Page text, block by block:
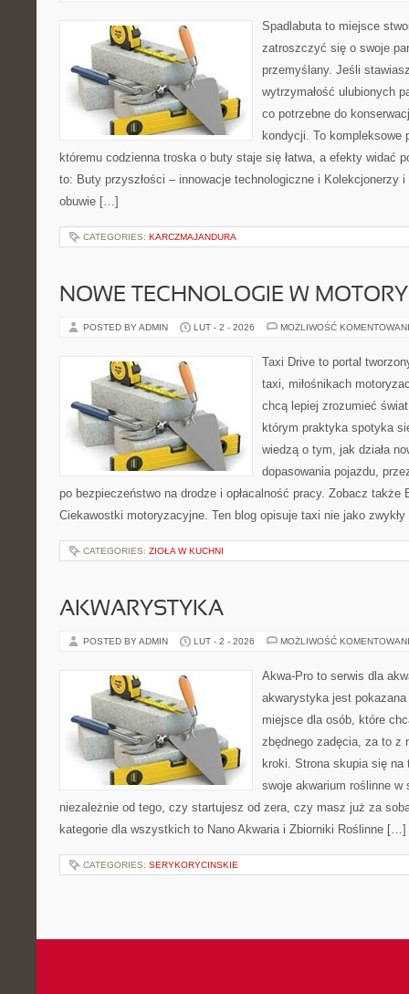
Spadlabuta to miejsce
zatroszczyć się o swoje
przemyślany. Jeśli
wytrzymałość ulubionych
co potrzebne do
kondycji. To kompleksowe
któremu codzienna troska o buty staje się łatwa, a efekty widać
to: Buty przyszłości – innowacje technologiczne i Kolekcjonerzy i
obuwie […]
CATEGORIES: KARCZMAJANDURA
NOWE TECHNOLOGIE W
POSTED BY ADMIN LUT - 2 - 2026 MOŻLIWOŚĆ
Taxi Drive to portal
taxi, miłośnikach
chcą lepiej zrozumieć
którym praktyka spotyka
wiedzą o tym, jak działa
dopasowania pojazdu,
po bezpieczeństwo na drodze i opłacalność pracy. Zobacz także
Ciekawostki motoryzacyjne. Ten blog opisuje taxi nie jako
CATEGORIES: ZIOŁA W KUCHNI
AKWARYSTYKA
POSTED BY ADMIN LUT - 2 - 2026 MOŻLIWOŚĆ
Akwa-Pro to serwis dla
akwarystyka jest
miejsce dla osób, które
zbędnego zadęcia, za to z
kroki. Strona skupia się na
swoje akwarium roślinne w
niezależnie od tego, czy startujesz od zera, czy masz już za
kategorie dla wszystkich to Nano Akwaria i Zbiorniki Roślinne […]
CATEGORIES: SERYKORYCINSKIE